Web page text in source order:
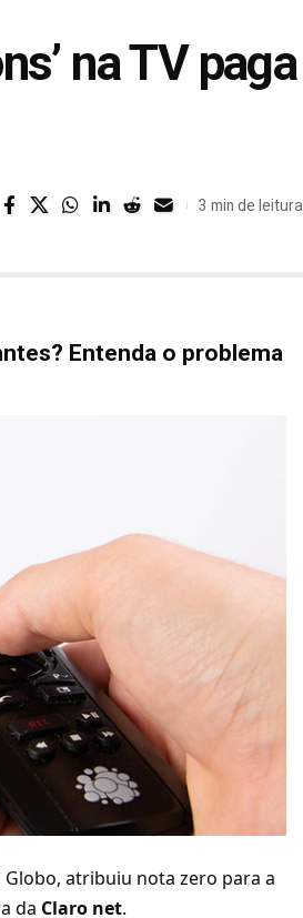
na TV paga
3 min de leitura
Entenda o problema
atribuiu nota zero para a
da Claro net.